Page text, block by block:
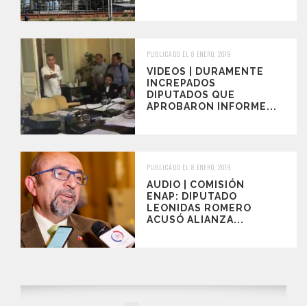
PUBLICADO EL 8 ENERO, 2019
VIDEOS | DURAMENTE
INCREPADOS
DIPUTADOS QUE
APROBARON INFORME...
PUBLICADO EL 8 ENERO, 2019
AUDIO | COMISIÓN
ENAP: DIPUTADO
LEONIDAS ROMERO
ACUSÓ ALIANZA...